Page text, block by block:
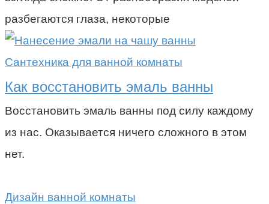
разбегаются глаза, некоторые
Сантехника для ванной комнаты
Как восстановить эмаль ванны
Восстановить эмаль ванны под силу каждому
из нас. Оказывается ничего сложного в этом
нет.
Дизайн ванной комнаты